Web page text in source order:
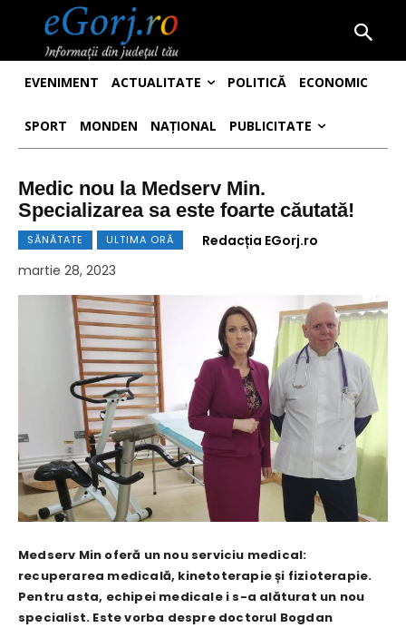
EVENIMENT ACTUALITATE POLITICĂ ECONOMIC
SPORT MONDEN NAȚIONAL PUBLICITATE
Medic nou la Medserv Min.
Specializarea sa este foarte căutată!
SĂNĂTATE ULTIMA ORĂ
Redacția EGorj.ro
martie 28, 2023
Medserv Min oferă un nou serviciu medical:
recuperarea medicală, kinetoterapie și fizioterapie.
Pentru asta, echipei medicale i s-a alăturat un nou
specialist. Este vorba despre doctorul Bogdan